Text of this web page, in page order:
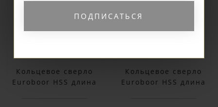
ПОДПИСАТЬСЯ
Кольцевое сверло
Euroboor HSS длина
Кольцевое сверло
Euroboor HSS длина